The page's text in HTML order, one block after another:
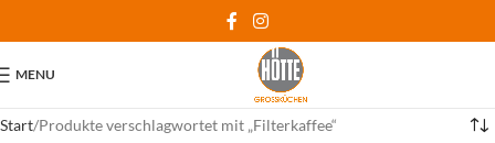
MENU
Start Produkte verschlagwortet mit „Filterkaffee“